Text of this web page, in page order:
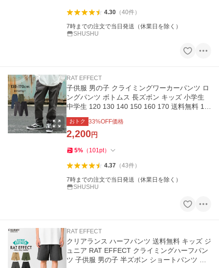
4.30（40件）
7時までの注文で当日発送（休業日を除く）
SHUSHU
RAT EFFECT
子供服 男の子 クライミングワーカーパンツ ロ
ングパンツ ボトムス 長ズボン キッズ 小学生
中学生 120 130 140 150 160 170 送料無料 1点
のみメール便対象
おトク 33%OFF価格
2,200円
5% （ 101pt）
4.37（43件）
7時までの注文で当日発送（休業日を除く）
SHUSHU
RAT EFFECT
クリアランス ハーフパンツ 送料無料 キッズ ジ
ュニア RAT EFFECT クライミングハーフパン
ツ 子供服 男の子 半ズボン ショートパンツ 小